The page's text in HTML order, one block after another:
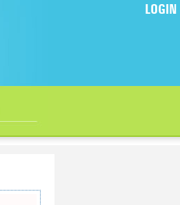
LOGIN